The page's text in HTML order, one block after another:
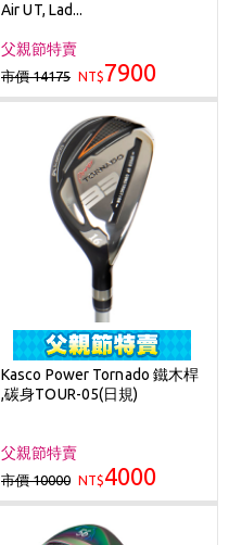
Air UT, Lad...
父親節特賣
市價 14175 NT$7900
Kasco Power Tornado 鐵木桿
,碳身TOUR-05(日規)
父親節特賣
市價 10000 NT$4000